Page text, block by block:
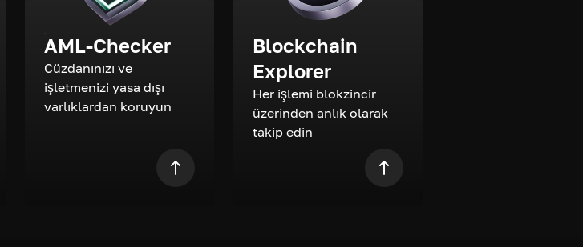
AML-Checker
Cüzdanınızı ve
işletmenizi yasa dışı
varlıklardan koruyun
Blockchain
Explorer
Her işlemi blokzincir
üzerinden anlık olarak
takip edin